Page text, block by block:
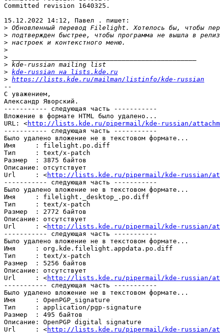
Committed revision 1640325.
15.12.2022 14:12, Павел . пишет:
>
>
>
>
>
>
> kde-russian на lists.kde.ru
> https://lists.kde.ru/mailman/listinfo/kde-russian
--
С уважением,
Александр Яворский.
----------- следующая часть -----------
Вложение в формате HTML было удалено...
URL: <http://lists.kde.ru/pipermail/kde-russian/
----------- следующая часть -----------
Было удалено вложение не в текстовом формате...
Имя     : filelight.po.diff
Тип     : text/x-patch
Размер  : 3875 байтов
Описание: отсутствует
Url     : <http://lists.kde.ru/pipermail/kde-russian/
----------- следующая часть -----------
Было удалено вложение не в текстовом формате...
Имя     : filelight._desktop_.po.diff
Тип     : text/x-patch
Размер  : 2772 байтов
Описание: отсутствует
Url     : <http://lists.kde.ru/pipermail/kde-russian/
----------- следующая часть -----------
Было удалено вложение не в текстовом формате...
Имя     : org.kde.filelight.appdata.po.diff
Тип     : text/x-patch
Размер  : 5256 байтов
Описание: отсутствует
Url     : <http://lists.kde.ru/pipermail/kde-russian/
----------- следующая часть -----------
Было удалено вложение не в текстовом формате...
Имя     : OpenPGP_signature
Тип     : application/pgp-signature
Размер  : 495 байтов
Описание: OpenPGP digital signature
Url     : <http://lists.kde.ru/pipermail/kde-russian/